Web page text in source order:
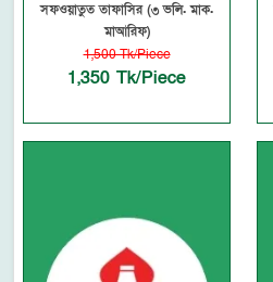
সফওয়াতুত তাফাসির (৩ ভলি. মাক.
মাআরিফ)
1,500 Tk/Piece
1,350 Tk/Piece